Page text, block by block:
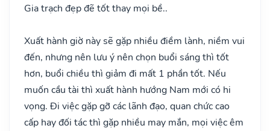
Gia trạch đẹp đẽ tốt thay mọi bề..
Xuất hành giờ này sẽ gặp nhiều điềm lành, niềm vui
đến, nhưng nên lưu ý nên chọn buổi sáng thì tốt
hơn, buổi chiều thì giảm đi mất 1 phần tốt. Nếu
muốn cầu tài thì xuất hành hướng Nam mới có hi
vọng. Đi việc gặp gỡ các lãnh đạo, quan chức cao
cấp hay đối tác thì gặp nhiều may mắn, mọi việc êm